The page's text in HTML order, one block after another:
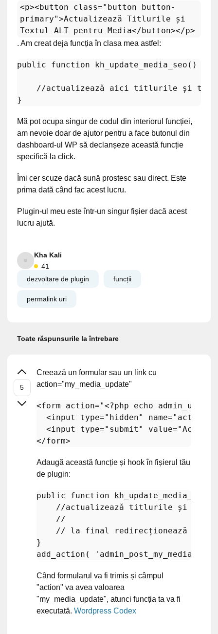
<p><button class="button button-
primary">Actualizează Titlurile și
Textul ALT pentru Media</button></p>
. Am creat deja funcția în clasa mea astfel:
public function kh_update_media_seo ( )
//actualizează aici titlurile și tag-
Mă pot ocupa singur de codul din interiorul funcției,
am nevoie doar de ajutor pentru a face butonul din
dashboard-ul WP să declanșeze această funcție
specifică la click.
Îmi cer scuze dacă sună prostesc sau direct. Este
prima dată când fac acest lucru.
Plugin-ul meu este într-un singur fișier dacă acest
lucru ajută.
Kha Kali
41
dezvoltare de plugin
funcții
permalink uri
Toate răspunsurile la întrebare
Creează un formular sau un link cu
action="my_media_update"
<form action="<?php echo admin_url
<input type="hidden" name="action"
<input type="submit" value=
</form>
Adaugă această funcție și hook în fișierul tău
de plugin:
public function kh_update_media_seo
//actualizează titlurile și tag-
//
// la final redirecționează
add_action (
Când formularul va fi trimis și câmpul
"action" va avea valoarea
"my_media_update", atunci funcția ta va fi
executată. Wordpress Codex